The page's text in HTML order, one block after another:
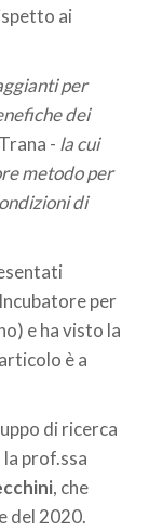
ai
per
dei
- la cui
metodo per
di
per
e ha visto la
è a
di ricerca
la prof.ssa
, che
del 2020.